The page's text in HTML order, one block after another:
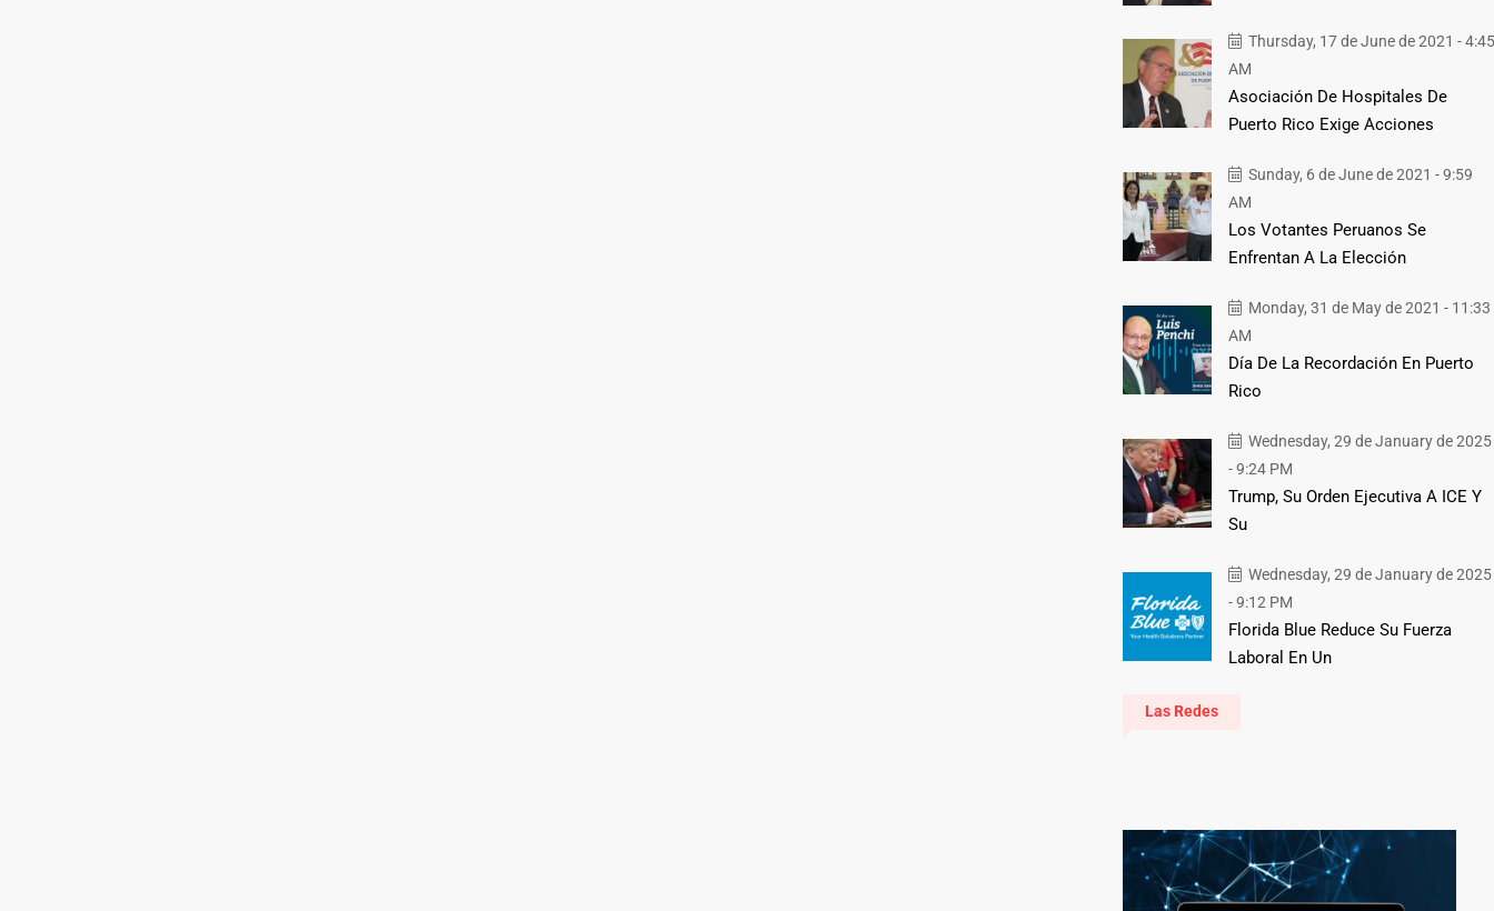
Thursday, 17 de June de 2021 - 4:45
AM
Asociación De Hospitales De
Puerto Rico Exige Acciones
Sunday, 6 de June de 2021 - 9:59
AM
Los Votantes Peruanos Se
Enfrentan A La Elección
Monday, 31 de May de 2021 - 11:33
AM
Día De La Recordación En Puerto
Rico
Wednesday, 29 de January de 2025
- 9:24 PM
Trump, Su Orden Ejecutiva A ICE Y
Su
Wednesday, 29 de January de 2025
- 9:12 PM
Florida Blue Reduce Su Fuerza
Laboral En Un
Las Redes